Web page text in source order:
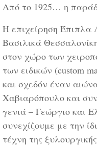
Από το 1925… η
Η επιχείρηση Έπιπλα
Βασιλικά
στον χώρο των
των ειδικών (custom
και σχεδόν έναν
Χαβιαρόπουλο και
γενιά – Γεώργιο και
συνεχίζουμε με την
τέχνη της